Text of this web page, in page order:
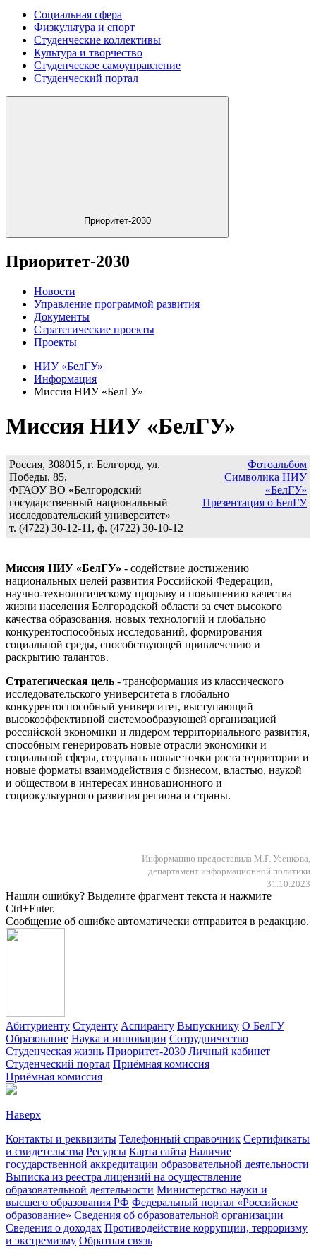
Социальная сфера
Физкультура и спорт
Студенческие коллективы
Культура и творчество
Студенческое самоуправление
Студенческий портал
Приоритет-2030
Приоритет-2030
Новости
Управление программой развития
Документы
Стратегические проекты
Проекты
НИУ «БелГУ»
Информация
Миссия НИУ «БелГУ»
Миссия НИУ «БелГУ»
Россия, 308015, г. Белгород, ул.
Победы, 85,
ФГАОУ ВО «Белгородский
государственный национальный
исследовательский университет»
т. (4722) 30-12-11 , ф. (4722) 30-10-12
Фотоальбом
Символика НИУ
«БелГУ»
Презентация о БелГУ
Миссия НИУ «БелГУ» - содействие достижению
национальных целей развития Российской Федерации,
научно-технологическому прорыву и повышению качества
жизни населения Белгородской области за счет высокого
качества образования, новых технологий и глобально
конкурентоспособных исследований, формирования
социальной среды, способствующей привлечению и
раскрытию талантов.
Стратегическая цель - трансформация из классического
исследовательского университета в глобально
конкурентоспособный университет, выступающий
высокоэффективной системообразующей организацией
российской экономики и лидером территориального развития,
способным генерировать новые отрасли экономики и
социальной сферы, создавать новые точки роста территории и
новые форматы взаимодействия с бизнесом, властью, наукой
и обществом в интересах инновационного и
социокультурного развития региона и страны.
Информацию предоставила М.Г. Усенкова,
департамент информационной политики
31.10.2023
Нашли ошибку? Выделите фрагмент текста и нажмите
Ctrl+Enter.
Сообщение об ошибке автоматически отправится в редакцию.
Абитуриенту Студенту Аспиранту Выпускнику О БелГУ
Образование Наука и инновации Сотрудничество
Студенческая жизнь Приоритет-2030 Личный кабинет
Студенческий портал Приёмная комиссия
Приёмная комиссия
Наверх
Контакты и реквизиты Телефонный справочник Сертификаты
и свидетельства Ресурсы Карта сайта Наличие
государственной аккредитации образовательной деятельности
Выписка из реестра лицензий на осуществление
образовательной деятельности Министерствo науки и
высшего образования РФ Федеральный портал «Российское
образование» Сведения об образовательной организации
Сведения о доходах Противодействие коррупции, терроризму
и экстремизму Обратная связь